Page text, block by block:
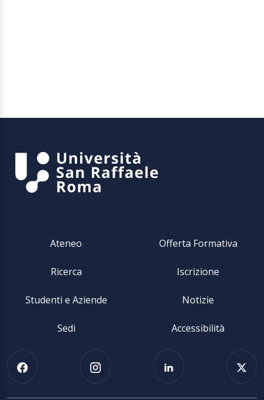
Ateneo Offerta Formativa
Ricerca Iscrizione
Studenti e Aziende Notizie
Sedi Accessibilità